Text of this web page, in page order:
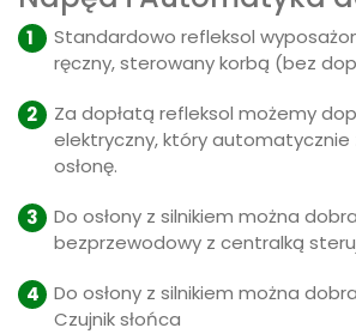
Standardowo refleksol
ręczny, sterowany korbą (bez
Za dopłatą refleksol możemy
elektryczny, który automatycznie
osłonę.
Do osłony z silnikiem można
bezprzewodowy z centralką
Do osłony z silnikiem można
Czujnik słońca